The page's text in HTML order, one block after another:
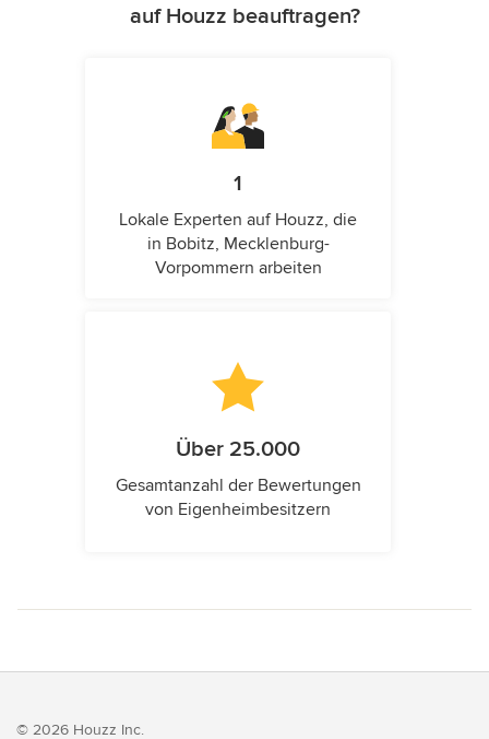
auf Houzz beauftragen?
1
Lokale Experten auf Houzz, die
in Bobitz, Mecklenburg-
Vorpommern arbeiten
Über 25.000
Gesamtanzahl der Bewertungen
von Eigenheimbesitzern
© 2026 Houzz Inc.